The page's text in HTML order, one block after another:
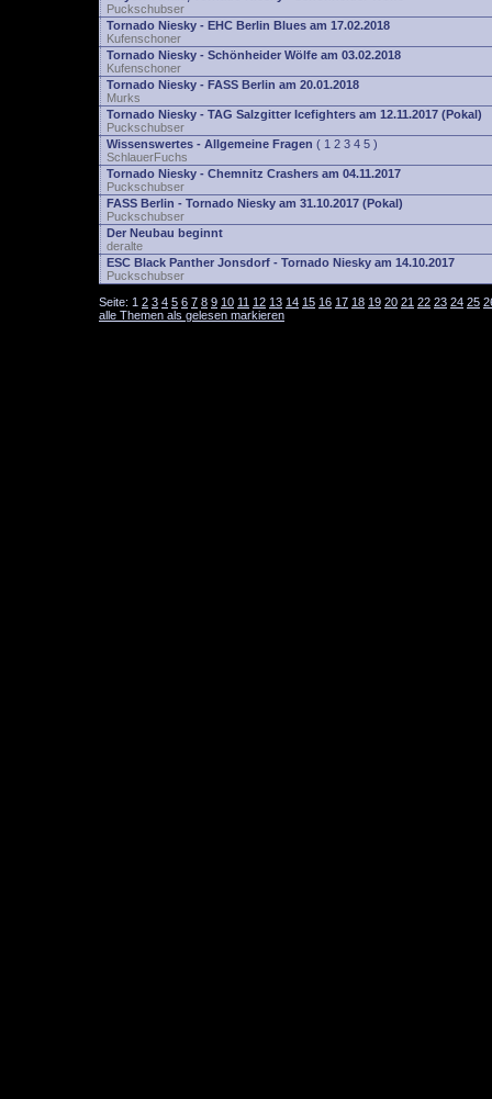
Puckschubser
Tornado Niesky - EHC Berlin Blues am 17.02.2018
Kufenschoner
Tornado Niesky - Schönheider Wölfe am 03.02.2018
Kufenschoner
Tornado Niesky - FASS Berlin am 20.01.2018
Murks
Tornado Niesky - TAG Salzgitter Icefighters am 12.11.2017 (Pokal)
Puckschubser
Wissenswertes - Allgemeine Fragen ( 1 2 3 4 5 )
SchlauerFuchs
Tornado Niesky - Chemnitz Crashers am 04.11.2017
Puckschubser
FASS Berlin - Tornado Niesky am 31.10.2017 (Pokal)
Puckschubser
Der Neubau beginnt
deralte
ESC Black Panther Jonsdorf - Tornado Niesky am 14.10.2017
Puckschubser
Seite: 1 2 3 4 5 6 7 8 9 10 11 12 13 14 15 16 17 18 19 20 21 22 23 24 25
alle Themen als gelesen markieren